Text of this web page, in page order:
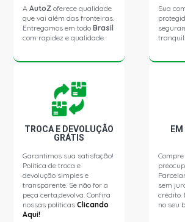
FRONTIER XE ATTACK PICKUP 2.8 12V
2008)
AAutoZ oferece qualidade
que vai além das fronteiras.
Entregamos em todoBrasil
com rapidez e qualidade.
Sua
TROCA E DEVOLUÇÃO
GRÁTIS
Garantimos sua satisfação!
Política de troca e
devolução simples e
transparente. Se não for a
peça certa,devolva. Confira
nossas políticasClicando
Aqui!
sem
crédito.
no seu